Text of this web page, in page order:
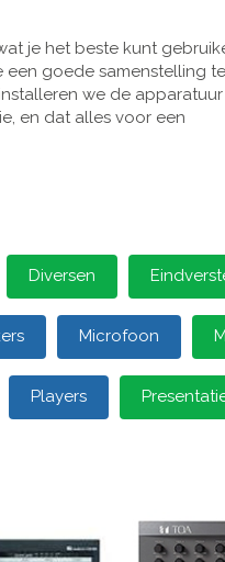
je het beste kunt
een goede samenstelling te
we de apparatuur
en dat alles voor een
Diversen
Microfoon
Players